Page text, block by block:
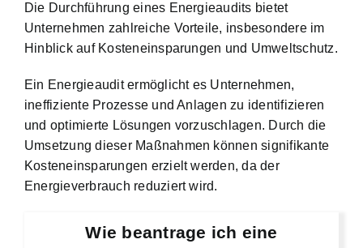
Die Durchführung eines Energieaudits bietet
Unternehmen zahlreiche Vorteile, insbesondere im
Hinblick auf Kosteneinsparungen und Umweltschutz.
Ein Energieaudit ermöglicht es Unternehmen,
ineffiziente Prozesse und Anlagen zu identifizieren
und optimierte Lösungen vorzuschlagen. Durch die
Umsetzung dieser Maßnahmen können signifikante
Kosteneinsparungen erzielt werden, da der
Energieverbrauch reduziert wird.
Wie beantrage ich eine